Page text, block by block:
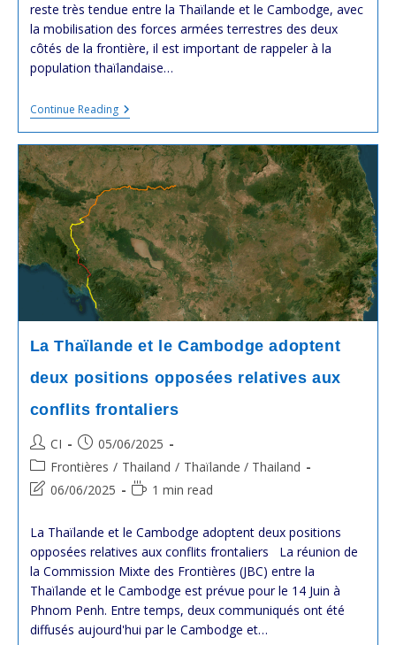
reste très tendue entre la Thaïlande et le Cambodge, avec
la mobilisation des forces armées terrestres des deux
côtés de la frontière, il est important de rappeler à la
population thaïlandaise…
Continue ReadingNotre
Contribution
À
La
Résolution
Des
Conflits
Frontaliers
Entre
La
#Thaïlande
Et
Le
#Cambodge
La Thaïlande et le Cambodge adoptent
deux positions opposées relatives aux
conflits frontaliers
Post
author:
CI
Post
published:
05/06/2025
Post
category:
Frontières / Thailand / Thaïlande / Thailand
Post
modified:
06/06/2025
Reading1 min read
La Thaïlande et le Cambodge adoptent deux positions
opposées relatives aux conflits frontaliers La réunion de
la Commission Mixte des Frontières (JBC) entre la
Thaïlande et le Cambodge est prévue pour le 14 Juin à
Phnom Penh. Entre temps, deux communiqués ont été
diffusés aujourd'hui par le Cambodge et…